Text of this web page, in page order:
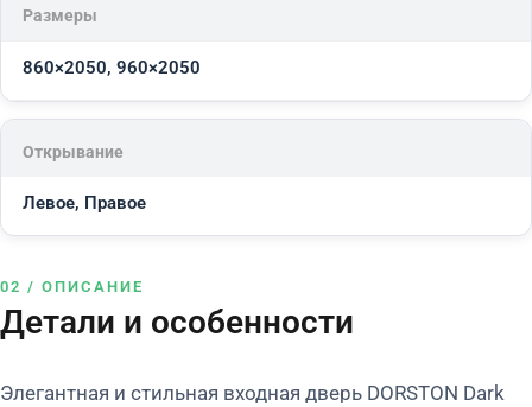
Размеры
860×2050, 960×2050
Открывание
Левое, Правое
02 / ОПИСАНИЕ
Детали и особенности
Элегантная и стильная входная дверь DORSTON Dark